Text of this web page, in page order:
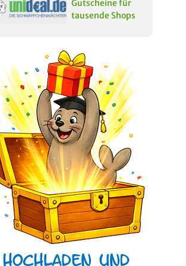
Gutscheine für
tausende Shops